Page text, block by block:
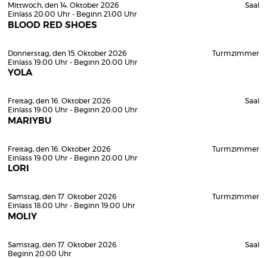
Mittwoch, den 14. Oktober 2026
Einlass 20:00 Uhr - Beginn 21:00 Uhr
BLOOD RED SHOES
Saal
Donnerstag, den 15. Oktober 2026
Einlass 19:00 Uhr - Beginn 20:00 Uhr
YOLA
Turmzimmer
Freitag, den 16. Oktober 2026
Einlass 19:00 Uhr - Beginn 20:00 Uhr
MARIYBU
Saal
Freitag, den 16. Oktober 2026
Einlass 19:00 Uhr - Beginn 20:00 Uhr
LORI
Turmzimmer
Samstag, den 17. Oktober 2026
Einlass 18:00 Uhr - Beginn 19:00 Uhr
MOLIY
Turmzimmer
Samstag, den 17. Oktober 2026
Beginn 20:00 Uhr
Saal